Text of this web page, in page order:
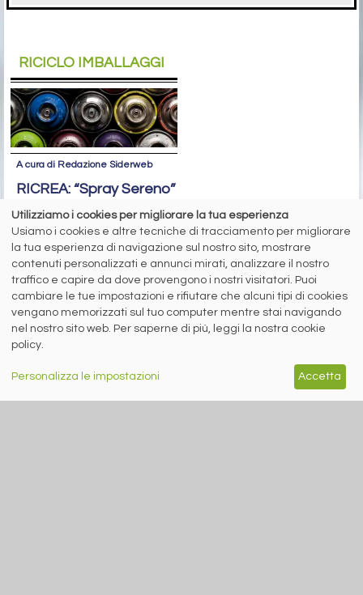
RICICLO IMBALLAGGI
A cura di Redazione Siderweb
RICREA: “Spray Sereno”
parla alla Gen Z
Oltre 6 milioni di contatti raggiunti
sui social network per la campagna
sul riciclo degli aerosol
siderweb
LA COMMUNITY DELL'ACCIAIO
Siderweb S.p.A. SB Società del gruppo Morandi Group s.r.l.
Utilizziamo i cookies per migliorare la tua esperienza
Usiamo i cookies e altre tecniche di tracciamento per migliorare
la tua esperienza di navigazione sul nostro sito, mostrare
contenuti personalizzati e annunci mirati, analizzare il nostro
traffico e capire da dove provengono i nostri visitatori. Puoi
cambiare le tue impostazioni e rifiutare che alcuni tipi di cookies
vengano memorizzati sul tuo computer mentre stai navigando
nel nostro sito web. Per saperne di più, leggi la nostra cookie
policy.
Personalizza le impostazioni Accetta